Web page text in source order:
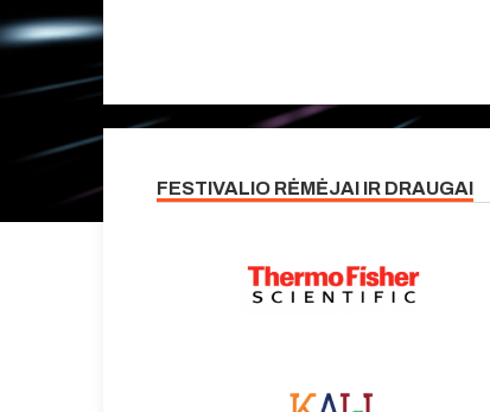
FESTIVALIO RĖMĖJAI IR DRAUGAI